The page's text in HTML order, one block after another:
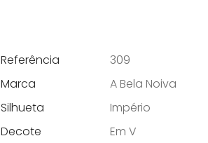
Referência
309
Marca
A Bela Noiva
Silhueta
Império
Decote
Em V